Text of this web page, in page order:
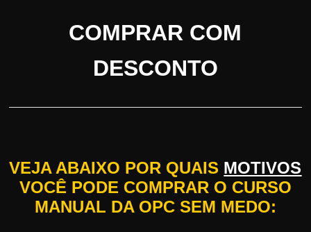
COMPRAR COM
DESCONTO
VEJA ABAIXO POR QUAIS MOTIVOS
VOCÊ PODE COMPRAR O CURSO
MANUAL DA OPC SEM MEDO: